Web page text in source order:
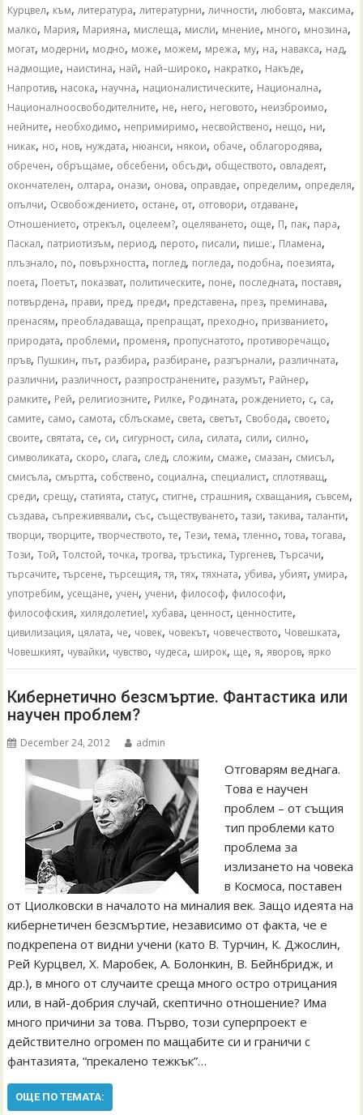
Курцвел, към,литература,литературни,личности,любовта, максима,
малко, Мария, Марияна, мислеща, мисли, мнение, много, мнозина,
могат, модерни, модно, може, можем, мрежа, му, на, навакса, над,
надмощие, наистина, най, най–широко, накратко, Накъде,
Напротив, насока, научна, националистическите, Национална,
Националноосвободителните, не, него, неговото, неизброимо,
нейните, необходимо, непримиримо, несвойствено, нещо, ни,
никак, но, нов, нуждата, нюанси, някои, обаче, облагородява,
обречен, обръщаме, обсебени, обсъди, обществото, овладеят,
окончателен, олтара, онази, онова, оправдае, определим, определя,
опълчи, Освобождението, остане, от, отговори, отдаване,
Отношението, отрекъл, оцелеем?, оцеляването, още, П, пак, пара,
Паскал, патриотизъм, период, перото, писали, пише:, Пламена,
плъзнало, по, повърхността, поглед, погледа, подобна, поезията,
поета, Поетът, показват, политическите, поне, последната, поставя,
потвърдена, прави, пред, преди, представена, през, преминава,
пренасям, преобладаваща, препращат, преходно, призванието,
природата, проблеми, променя, пропуснатото, противоречащо,
пръв, Пушкин, път, разбира, разбиране, разгърнали, различната,
различни, различност, разпространените, разумът, Райнер,
рамките, Рей, религиозните, Рилке, Родината, рождението, с, са,
самите, само, самота, сблъскаме, света, светът, Свобода, своето,
своите, святата, се, си, сигурност, сила, силата, сили, силно,
символиката, скоро, слага, след, сложим, смаже, смазан, смисъл,
смисъла, смъртта, собствено, социална, специалист, сплотяващ,
среди, срещу, статията, статус, стигне, страшния, схващания, съвсем,
създава, съпреживявали, със, съществуването,тази,такива,таланти,
творци,творците,творчеството,те,Тези,тема,тленно,това,тогава,
Този,Той,Толстой,точка,трогва,тръстика,Тургенев,Търсачи,
търсачите,търсене,търсещия,тя,тях,тяхната,убива,убият,умира,
употребим,усещане,учен,учени, философ, философи,
философския,хилядолетие!,хубава, ценност, ценностите,
цивилизация, цялата, че, човек, човекът, човечеството, Човешката,
Човешкият, чувайки, чувство, чудеса, широк, ще, я, яворов, ярко
Кибернетично безсмъртие. Фантастика или
научен проблем?
December 24, 2012 admin
Отговарям веднага.
Това е научен
проблем – от същия
тип проблеми като
проблема за
излизането на човека
в Космоса, поставен
от Циолковски в началото на миналия век. Защо идеята на
кибернетичен безсмъртие, независимо от факта, че е
подкрепена от видни учени (като В. Турчин, К. Джослин,
Рей Курцвел, Х. Mаробек, А. Болонкин, В. Бейнбридж, и
др.), в много от случаите среща много остро отрицания
или, в най-добрия случай, скептично отношение? Има
много причини за това. Първо, този суперпроект е
действително огромен по мащабите си и граничи с
фантазията, “прекалено тежкък”…
ОЩЕ ПО ТЕМАТА: